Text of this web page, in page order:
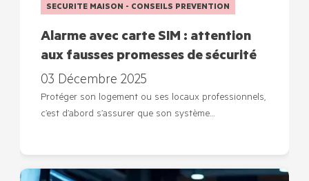
SECURITE MAISON - CONSEILS PREVENTION
Alarme avec carte SIM : attention
aux fausses promesses de sécurité
03 Décembre 2025
Protéger son logement ou ses locaux professionnels,
c’est d’abord s’assurer que son système…